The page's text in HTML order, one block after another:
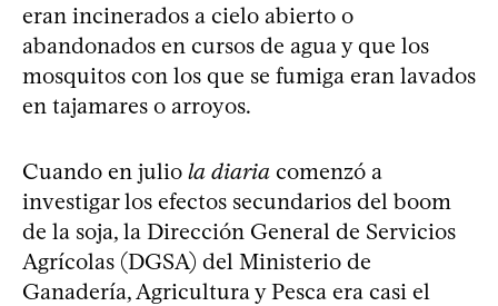
eran incinerados a cielo abierto o
abandonados en cursos de agua y que los
mosquitos con los que se fumiga eran lavados
en tajamares o arroyos.
Cuando en julio la diaria comenzó a
investigar los efectos secundarios del boom
de la soja, la Dirección General de Servicios
Agrícolas (DGSA) del Ministerio de
Ganadería, Agricultura y Pesca era casi el